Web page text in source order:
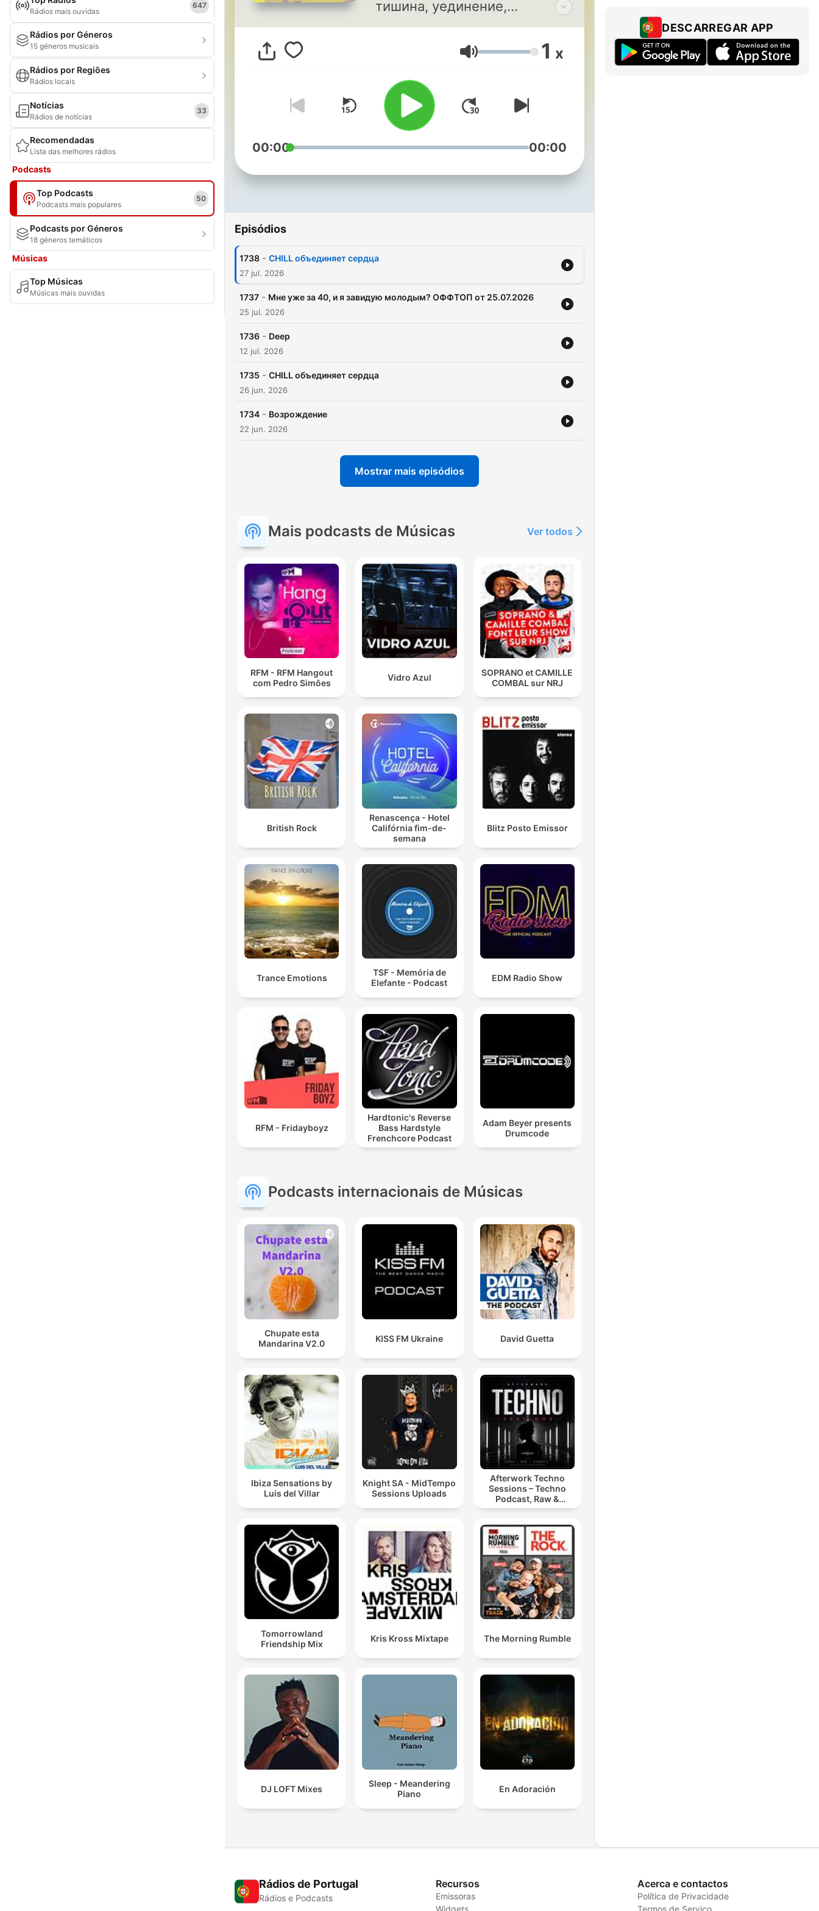
Rádios mais ouvidas
647
Rádios por Géneros
15 géneros musicais
Rádios por Regiões
Rádios locais
Notícias
Rádios de notícias
33
Recomendadas
Lista das melhores rádios
Podcasts
Top Podcasts
Podcasts mais populares
50
Podcasts por Géneros
18 géneros temáticos
Músicas
Top Músicas
Músicas mais ouvidas
тишина, уединение,
созерцание, медитация.
Пожалуй, самая красивая
музыка на свете!
Музыкальный подкаст №1 в
России.
Volume 1 x
00:00 00:00
Episódios
1738 - CHILL объединяет сердца
27 jul. 2026
1737 - Мне уже за 40, и я завидую молодым? ОФФТОП от 25.07.2026
25 jul. 2026
1736 - Deep
12 jul. 2026
1735 - CHILL объединяет сердца
26 jun. 2026
1734 - Возрождение
22 jun. 2026
Mostrar mais episódios
Mais podcasts de Músicas Ver todos
RFM - RFM Hangout
com Pedro Simões
Vidro Azul
SOPRANO et CAMILLE
COMBAL sur NRJ
British Rock
Renascença - Hotel
Califórnia fim-de-
semana
Blitz Posto Emissor
Trance Emotions
TSF - Memória de
Elefante - Podcast
EDM Radio Show
RFM - Fridayboyz
Hardtonic's Reverse
Bass Hardstyle
Frenchcore Podcast
Adam Beyer presents
Drumcode
Podcasts internacionais de Músicas
Chupate esta
Mandarina V2.0
KISS FM Ukraine David Guetta
Ibiza Sensations by
Luis del Villar
Knight SA - MidTempo
Sessions Uploads
Afterwork Techno
Sessions – Techno
Podcast, Raw &
Hypnotic Techno
Tomorrowland
Friendship Mix
Kris Kross Mixtape The Morning Rumble
DJ LOFT Mixes
Sleep - Meandering
Piano
En Adoración
DESCARREGAR APP
Rádios de Portugal
Rádios e Podcasts
Recursos
Emissoras
Widgets
Acerca e contactos
Política de Privacidade
Termos de Serviço